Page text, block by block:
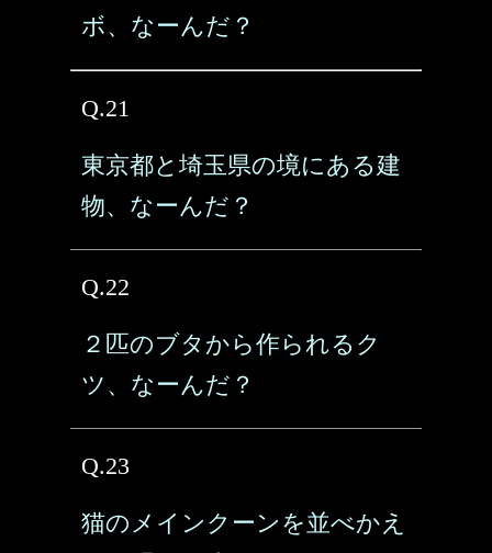
ボ、なーんだ？
Q.21
東京都と埼玉県の境にある建
物、なーんだ？
Q.22
２匹のブタから作られるク
ツ、なーんだ？
Q.23
猫のメインクーンを並べかえ